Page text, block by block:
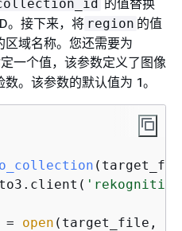
。接下来，将 region 的值
域名称。您还需要为
一个值，该参数定义了图像
。该参数的默认值为 1。
(
=
open (target_file,